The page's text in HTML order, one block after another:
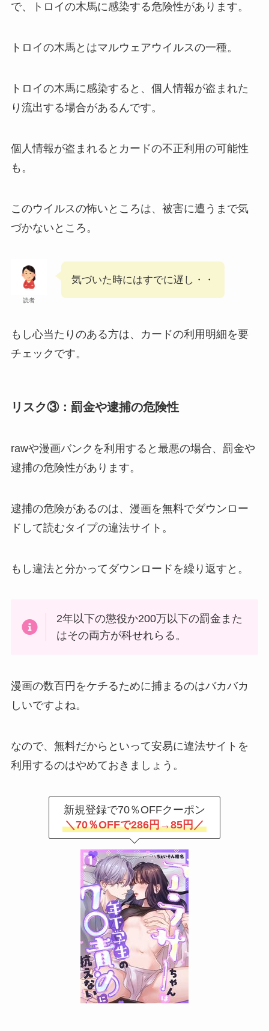
で、トロイの木馬に感染する危険性があります。
トロイの木馬とはマルウェアウイルスの一種。
トロイの木馬に感染すると、個人情報が盗まれた
り流出する場合があるんです。
個人情報が盗まれるとカードの不正利用の可能性
も。
このウイルスの怖いところは、被害に遭うまで気
づかないところ。
読者
気づいた時にはすでに遅し・・
もし心当たりのある方は、カードの利用明細を要
チェックです。
リスク③：罰金や逮捕の危険性
rawや漫画バンクを利用すると最悪の場合、罰金や
逮捕の危険性があります。
逮捕の危険があるのは、漫画を無料でダウンロー
ドして読むタイプの違法サイト。
もし違法と分かってダウンロードを繰り返すと。
2年以下の懲役か200万以下の罰金また
はその両方が科せれらる。
漫画の数百円をケチるために捕まるのはバカバカ
しいですよね。
なので、無料だからといって安易に違法サイトを
利用するのはやめておきましょう。
新規登録で70％OFFクーポン
＼70％OFFで286円→85円／